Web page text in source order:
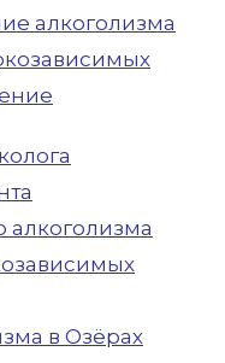
алкоголизма
алкоголизма
в Озёрах